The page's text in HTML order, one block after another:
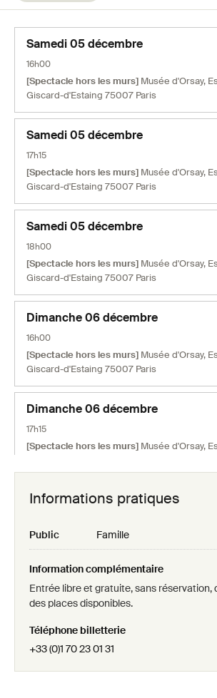
Samedi 05 décembre
16h00
[Spectacle hors les murs] Musée d'Orsay,
Giscard-d'Estaing 75007 Paris
Samedi 05 décembre
17h15
[Spectacle hors les murs] Musée d'Orsay,
Giscard-d'Estaing 75007 Paris
Samedi 05 décembre
18h00
[Spectacle hors les murs] Musée d'Orsay,
Giscard-d'Estaing 75007 Paris
Dimanche 06 décembre
16h00
[Spectacle hors les murs] Musée d'Orsay,
Giscard-d'Estaing 75007 Paris
Dimanche 06 décembre
17h15
[Spectacle hors les murs] Musée d'Orsay,
Dimanche 06 décembre
[Spectacle hors les murs]
Giscard-d'Estaing 75007 Paris
Informations pratiques
Public Famille
Information complémentaire
Entrée libre et gratuite, sans réservation,
des places disponibles.
Téléphone billetterie
+33 (0)1 70 23 01 31